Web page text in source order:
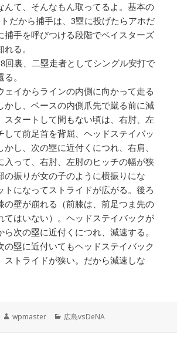
んて、そんなもん取ってるよ。基本の
だから捕手は、3塁に投げたらアホだ
捕手を呼びつける段階でベイスターズ
る。
回裏、二塁走者としてシングル安打で
。
ェイからラインの内側に向かって走る
かし、ベースの内側爪先で蹴る前に減
スタートして間もない頃は、右肘、左
して前足首を背屈、ヘッドステイバッ
かし、次の塁に近付くにつれ、右肩、
入って、右肘、左肘のヒッチの幅が狭
の振りが女の子のように横振りにな
トになってストライドが広がる。後ろ
の壁が崩れる（前膝は、前足つま先の
てはいない）。ヘッドステイバックが
次の塁に近付くにつれ、減速する。
の塁に近付いてもヘッドステイバック
ストライドが狭い。だから減速しな
作
wpmaster
カ
広島vsDeNA